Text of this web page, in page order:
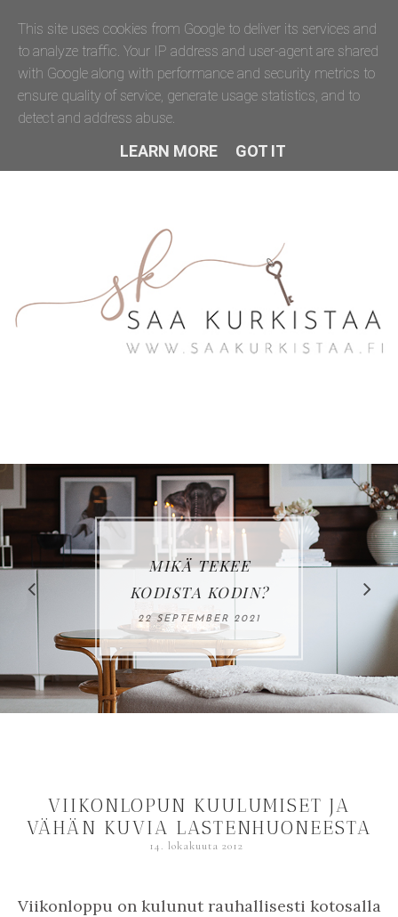
LOVIISAN
ASUNTOMESSUT:
KOHDE 17, VILLA
HAVET
15 JUNE 2023
VIIKONLOPUN KUULUMISET JA
VÄHÄN KUVIA LASTENHUONEESTA
14. lokakuuta 2012
Viikonloppu on kulunut rauhallisesti kotosalla
This site uses cookies from Google to deliver its services and
to analyze traffic. Your IP address and user-agent are shared
with Google along with performance and security metrics to
ensure quality of service, generate usage statistics, and to
detect and address abuse.
LEARN MORE GOT IT